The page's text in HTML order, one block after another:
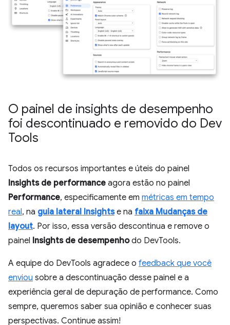
O painel de insights de desempenho
foi descontinuado e removido do Dev
Tools
Todos os recursos importantes e úteis do painel
Insights de performance agora estão no painel
Performance, especificamente em métricas em tempo
real, na guia lateral Insightse na faixa Mudanças de
layout. Por isso, essa versão descontinua e remove o
painel Insights de desempenhodo DevTools.
A equipe do DevTools agradece o feedback que você
enviou sobre a descontinuação desse painel e a
experiência geral de depuração de performance. Como
sempre, queremos saber sua opinião e conhecer suas
perspectivas. Continue assim!